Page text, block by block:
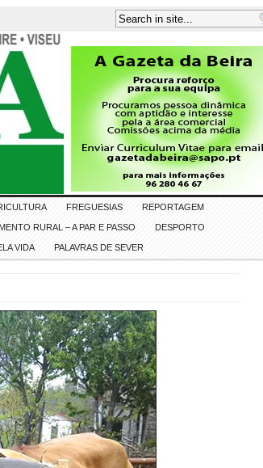
FREGUESIAS REPORTAGEM
RURAL – A PAR E PASSO DESPORTO
VIDA PALAVRAS DE SEVER